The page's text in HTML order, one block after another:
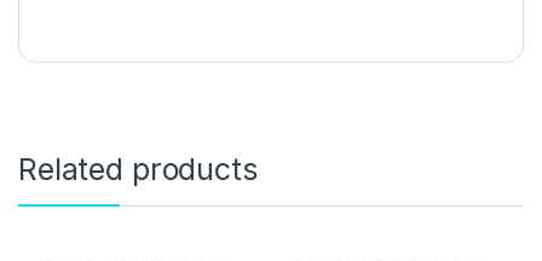
Related products